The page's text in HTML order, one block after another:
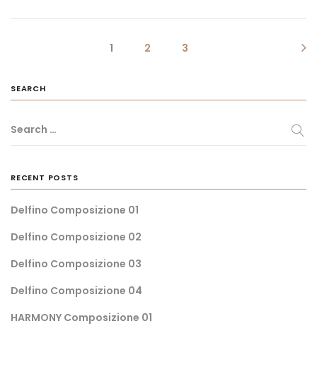
1 2 3
SEARCH
Search …
RECENT POSTS
Delfino Composizione 01
Delfino Composizione 02
Delfino Composizione 03
Delfino Composizione 04
HARMONY Composizione 01